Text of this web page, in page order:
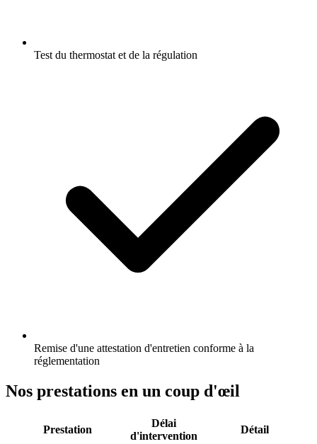
Test du thermostat et de la régulation
Remise d'une attestation d'entretien conforme à la
réglementation
Nos prestations en un coup d'œil
Prestation
Délai
d'intervention
Détail